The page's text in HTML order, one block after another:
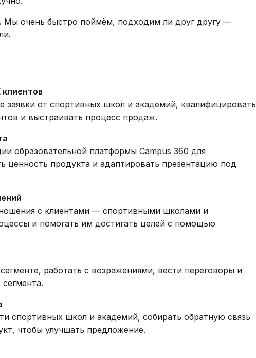
Мы очень быстро поймём, подходим ли друг другу —
заявки от спортивных школ и академий, квалифицировать
и выстраивать процесс продаж.
образовательной платформы Campus 360 для
ценность продукта и адаптировать презентацию под
с клиентами — спортивными школами и
и помогать им достигать целей с помощью
работать с возражениями, вести переговоры и
спортивных школ и академий, собирать обратную связь
чтобы улучшать предложение.